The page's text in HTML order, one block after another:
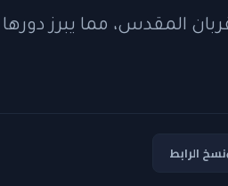
المقدس، مما يبرز
نسخ الرابط